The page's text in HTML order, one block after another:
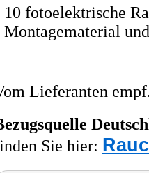
10 fotoelektrische
Montagematerial
Lieferanten
Sie hier: